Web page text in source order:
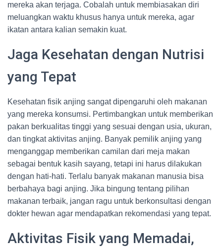
mereka akan terjaga. Cobalah untuk membiasakan diri
meluangkan waktu khusus hanya untuk mereka, agar
ikatan antara kalian semakin kuat.
Jaga Kesehatan dengan Nutrisi
yang Tepat
Kesehatan fisik anjing sangat dipengaruhi oleh makanan
yang mereka konsumsi. Pertimbangkan untuk memberikan
pakan berkualitas tinggi yang sesuai dengan usia, ukuran,
dan tingkat aktivitas anjing. Banyak pemilik anjing yang
menganggap memberikan camilan dari meja makan
sebagai bentuk kasih sayang, tetapi ini harus dilakukan
dengan hati-hati. Terlalu banyak makanan manusia bisa
berbahaya bagi anjing. Jika bingung tentang pilihan
makanan terbaik, jangan ragu untuk berkonsultasi dengan
dokter hewan agar mendapatkan rekomendasi yang tepat.
Aktivitas Fisik yang Memadai,